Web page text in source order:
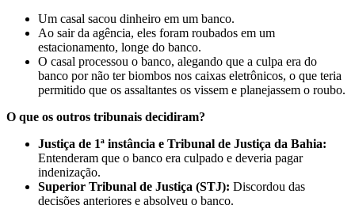
Um casal sacou dinheiro em um banco.
Ao sair da agência, eles foram roubados em um
estacionamento, longe do banco.
O casal processou o banco, alegando que a culpa era do
banco por não ter biombos nos caixas eletrônicos, o que teria
permitido que os assaltantes os vissem e planejassem o roubo.
O que os outros tribunais decidiram?
Justiça de 1ª instância e Tribunal de Justiça da Bahia:
Entenderam que o banco era culpado e deveria pagar
indenização.
Superior Tribunal de Justiça (STJ): Discordou das
decisões anteriores e absolveu o banco.